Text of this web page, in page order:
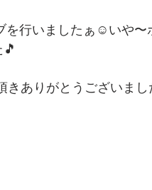
を行いましたぁ☺いや
ありがとうございまし